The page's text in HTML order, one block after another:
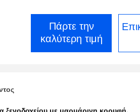
Πάρτε την
καλύτερη τιμή